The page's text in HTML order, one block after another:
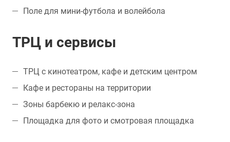
Поле для мини-футбола и волейбола
ТРЦ и сервисы
ТРЦ с кинотеатром, кафе и детским центром
Кафе и рестораны на территории
Зоны барбекю и релакс-зона
Площадка для фото и смотровая площадка